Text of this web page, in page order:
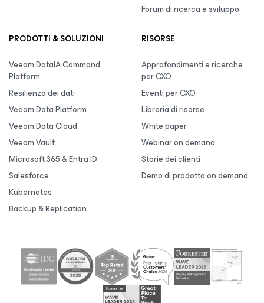
Forum di ricerca e sviluppo
PRODOTTI & SOLUZIONI
Veeam DataIA Command
Platform
Resilienza dei dati
Veeam Data Platform
Veeam Data Cloud
Veeam Vault
Microsoft 365 & Entra ID
Salesforce
Kubernetes
Backup & Replication
RISORSE
Approfondimenti e ricerche
per CXO
Eventi per CXO
Libreria di risorse
White paper
Webinar on demand
Storie dei clienti
Demo di prodotto on demand